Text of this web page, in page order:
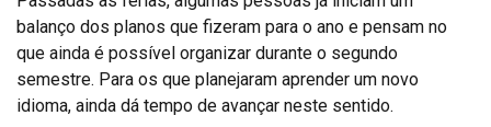
balanço dos planos que fizeram para o ano e pensam no
que ainda é possível organizar durante o segundo
semestre. Para os que planejaram aprender um novo
idioma, ainda dá tempo de avançar neste sentido.